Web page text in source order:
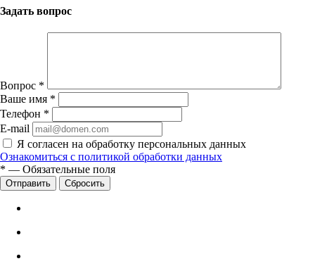
Задать вопрос
Вопрос *
Ваше имя *
Телефон *
E-mail
Я согласен на обработку персональных данных
Ознакомиться с политикой обработки данных
* — Обязательные поля
Сбросить